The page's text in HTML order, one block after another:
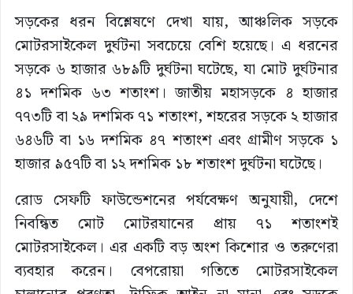
সড়কের ধরন বিশ্লেষণে দেখা যায়, আঞ্চলিক সড়কে
মোটরসাইকেল দুর্ঘটনা সবচেয়ে বেশি হয়েছে। এ ধরনের
সড়কে ৬ হাজার ৬৮৯টি দুর্ঘটনা ঘটেছে, যা মোট দুর্ঘটনার
৪১ দশমিক ৬৩ শতাংশ। জাতীয় মহাসড়কে ৪ হাজার
৭৭৩টি বা ২৯ দশমিক ৭১ শতাংশ, শহরের সড়কে ২ হাজার
৬৪৬টি বা ১৬ দশমিক ৪৭ শতাংশ এবং গ্রামীণ সড়কে ১
হাজার ৯৫৭টি বা ১২ দশমিক ১৮ শতাংশ দুর্ঘটনা ঘটেছে।
রোড সেফটি ফাউন্ডেশনের পর্যবেক্ষণ অনুযায়ী, দেশে
নিবন্ধিত মোট মোটরযানের প্রায় ৭১ শতাংশই
মোটরসাইকেল। এর একটি বড় অংশ কিশোর ও তরুণেরা
ব্যবহার করেন। বেপরোয়া গতিতে মোটরসাইকেল